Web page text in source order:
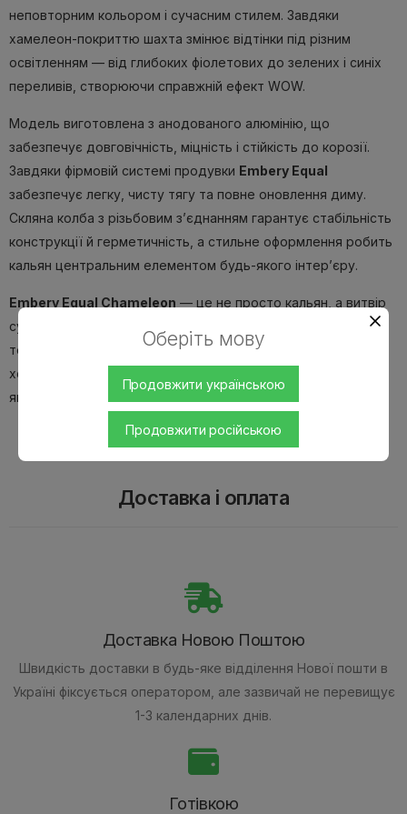
Оберіть мову
Продовжити українською
Продовжити російською
неповторним кольором і сучасним стилем. Завдяки
хамелеон-покриттю шахта змінює відтінки під різним
освітленням — від глибоких фіолетових до зелених і синіх
переливів, створюючи справжній ефект WOW.
Модель виготовлена з анодованого алюмінію, що
забезпечує довговічність, міцність і стійкість до корозії.
Завдяки фірмовій системі продувки Embery Equal
забезпечує легку, чисту тягу та повне оновлення диму.
Скляна колба з різьбовим з’єднанням гарантує стабільність
конструкції й герметичність, а стильне оформлення робить
кальян центральним елементом будь-якого інтер’єру.
Embery Equal Chameleon — це не просто кальян, а витвір
сучасного українського дизайну, який поєднує естетику,
технологічність і функціональність. Ідеальний для тих, хто
хоче підкреслити індивідуальність і отримати найвищу
якість куріння.
Доставка і оплата
Доставка Новою Поштою
Швидкість доставки в будь-яке відділення Нової пошти в
Україні фіксується оператором, але зазвичай не перевищує
1-3 календарних днів.
Готівкою